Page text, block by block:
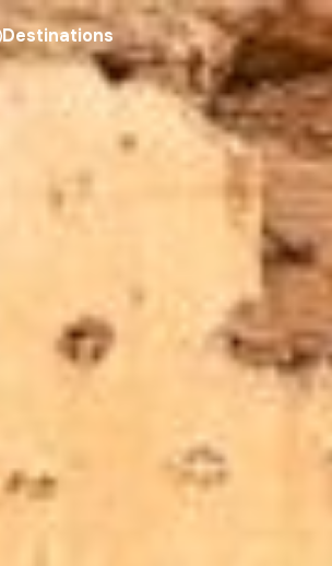
Destinations